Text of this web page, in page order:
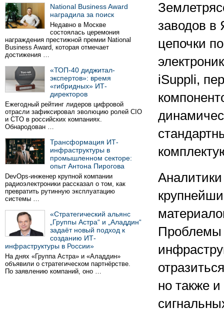
National Business Award
наградила за поиск
Недавно в Москве
состоялась церемония
награждения престижной премии National
Business Award, которая отмечает
достижения …
«ТОП-40 диджитал-
экспертов»: время
«гибридных» ИТ-
директоров
Ежегодный рейтинг лидеров цифровой
отрасли зафиксировал эволюцию ролей CIO
и CTO в российских компаниях.
Обнародован …
Трансформация ИТ-
инфраструктуры в
промышленном секторе:
опыт Антона Пирогова
DevOps-инженер крупной компании
радиоэлектроники рассказал о том, как
превратить рутинную эксплуатацию
системы …
«Стратегический альянс
„Группы Астра“ и „Аладдин“
задаёт новый подход к
созданию ИТ-
инфраструктуры в России»
На днях «Группа Астра» и «Аладдин»
объявили о стратегическом партнёрстве.
По заявлению компаний, оно …
заводов
цепочки
iSuppli,
Проблемы
но также